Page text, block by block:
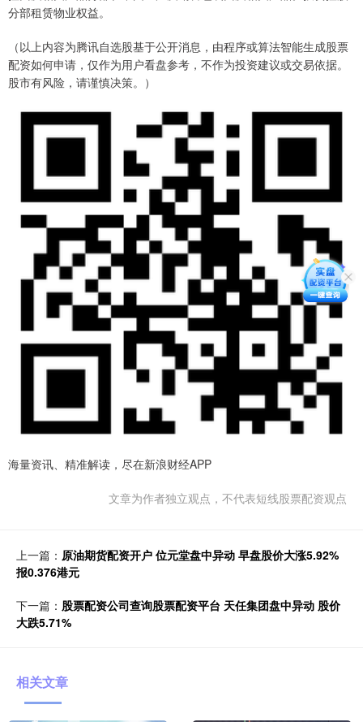
分部租赁物业权益。
（以上内容为腾讯自选股基于公开消息，由程序或算法智能生成股票
配资如何申请，仅作为用户看盘参考，不作为投资建议或交易依据。
股市有风险，请谨慎决策。）
海量资讯、精准解读，尽在新浪财经APP
文章为作者独立观点，不代表短线股票配资观点
上一篇： 原油期货配资开户 位元堂盘中异动 早盘股价大涨5.92%
报0.376港元
下一篇： 股票配资公司查询股票配资平台 天任集团盘中异动 股价
大跌5.71%
相关文章